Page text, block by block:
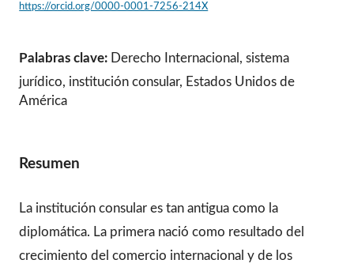
https://orcid.org/0000-0001-7256-214X
Palabras clave: Derecho Internacional, sistema
jurídico, institución consular, Estados Unidos de
América
Resumen
La institución consular es tan antigua como la
diplomática. La primera nació como resultado del
crecimiento del comercio internacional y de los